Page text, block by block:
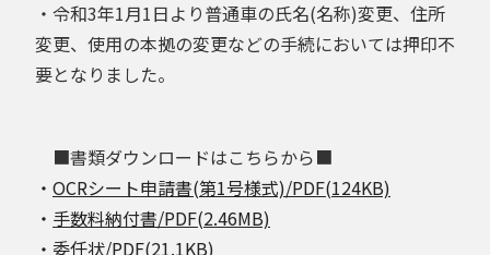
・令和3年1月1日より普通車の氏名(名称)変更、住所
変更、使用の本拠の変更などの手続においては押印不
要となりました。
■書類ダウンロードはこちらから■
・ OCRシート申請書(第1号様式)/PDF(124KB)
・ 手数料納付書/PDF(2.46MB)
・ 委任状/PDF(21.1KB)